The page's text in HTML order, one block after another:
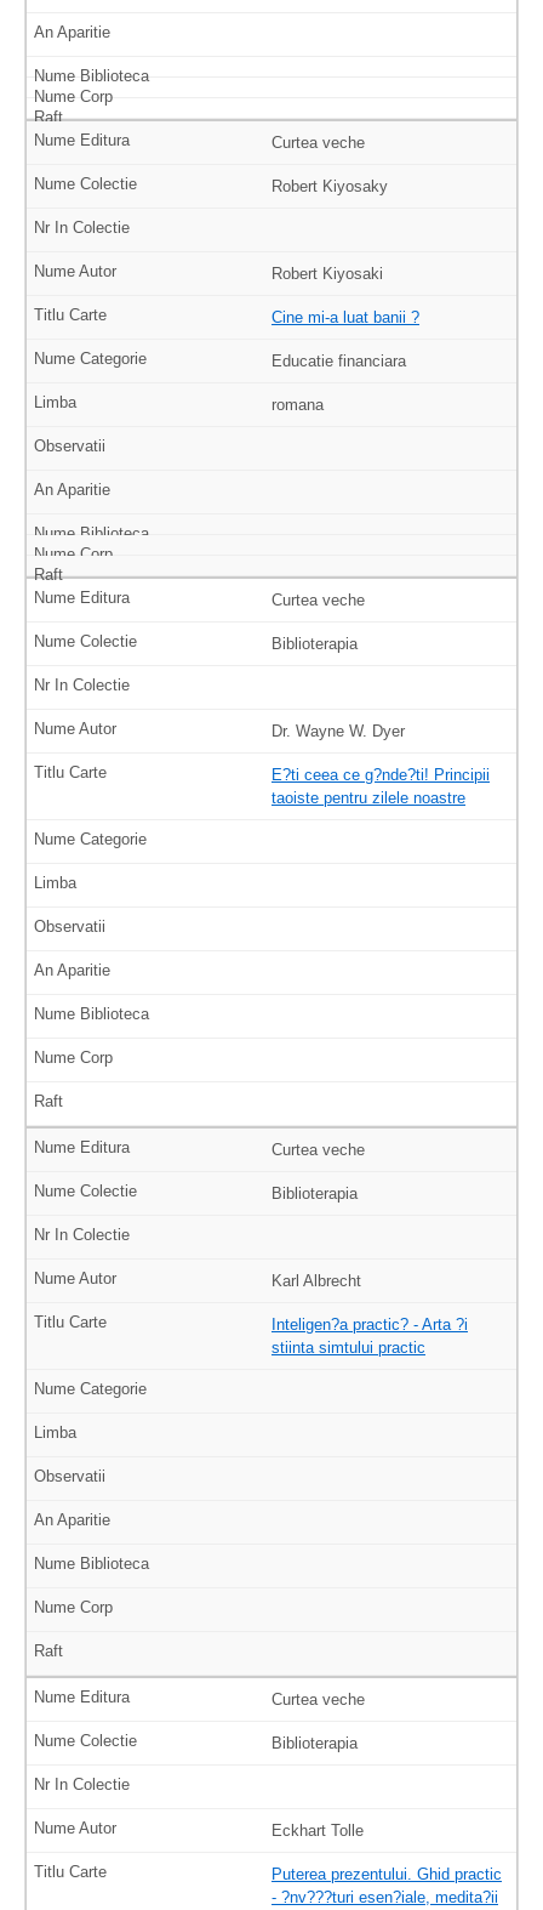
Curtea veche
Robert Kiyosaky
Robert Kiyosaki
Cine mi-a luat banii ?
Educatie financiara
romana
Curtea veche
Biblioterapia
Dr. Wayne W. Dyer
E?ti ceea ce g?nde?ti! Principii
taoiste pentru zilele noastre
Curtea veche
Biblioterapia
Karl Albrecht
Inteligen?a practic? - Arta ?i
stiinta simtului practic
Curtea veche
Biblioterapia
Eckhart Tolle
Puterea prezentului. Ghid practic
- ?nv???turi esen?iale, medita?ii